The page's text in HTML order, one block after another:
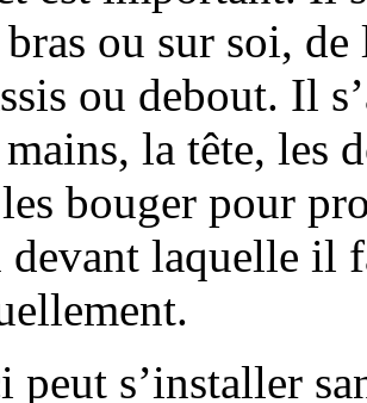
bras ou sur soi,
ou debout. Il
la tête, les
bouger pour
laquelle il
peut s’installer